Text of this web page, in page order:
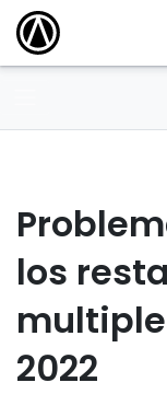
los
2022